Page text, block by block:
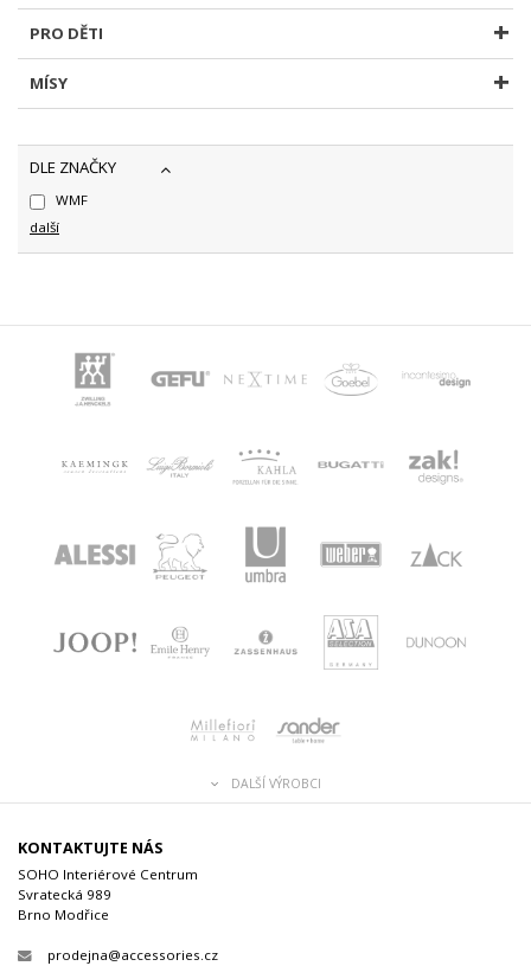
PRO DĚTI
MÍSY
DLE ZNAČKY
WMF
další
DALŠÍ VÝROBCI
KONTAKTUJTE NÁS
SOHO Interiérové Centrum
Svratecká 989
Brno Modřice
prodejna@accessories.cz